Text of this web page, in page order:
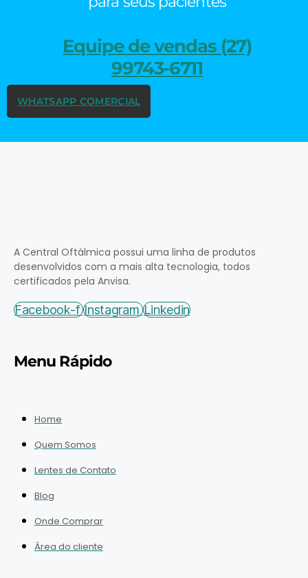
Equipe de vendas (27)
99743-6711
WHATSAPP COMERCIAL
A Central Oftálmica possui uma linha de produtos
desenvolvidos com a mais alta tecnologia, todos
certificados pela Anvisa.
Facebook-f Instagram Linkedin
Menu Rápido
Home
Quem Somos
Lentes de Contato
Blog
Onde Comprar
Área do cliente